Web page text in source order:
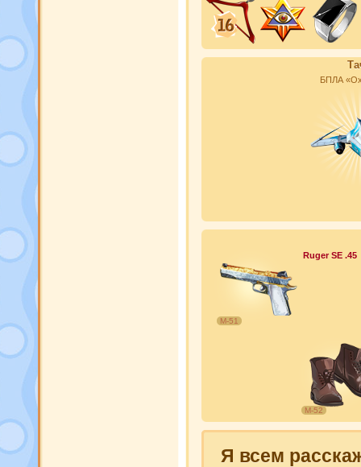
БПЛА
М-51
Ruger SE .45
М-52
Я всем